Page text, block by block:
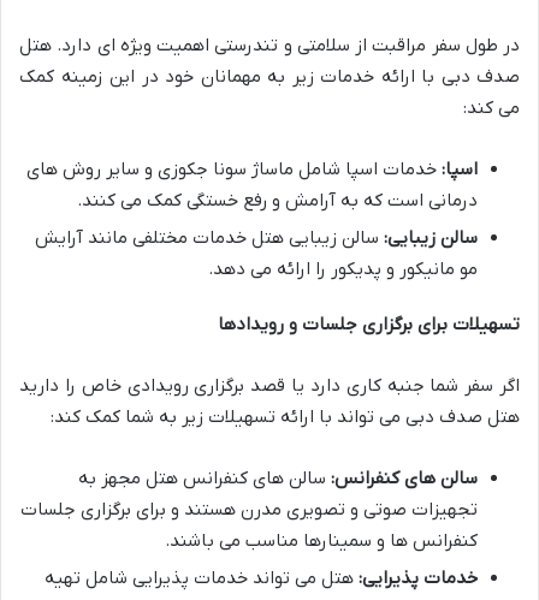
در طول سفر مراقبت از سلامتی و تندرستی اهمیت ویژه ای دارد. هتل
صدف دبی با ارائه خدمات زیر به مهمانان خود در این زمینه کمک
می کند:
اسپا: خدمات اسپا شامل ماساژ سونا جکوزی و سایر روش های
درمانی است که به آرامش و رفع خستگی کمک می کنند.
سالن زیبایی: سالن زیبایی هتل خدمات مختلفی مانند آرایش
مو مانیکور و پدیکور را ارائه می دهد.
تسهیلات برای برگزاری جلسات و رویدادها
اگر سفر شما جنبه کاری دارد یا قصد برگزاری رویدادی خاص را دارید
هتل صدف دبی می تواند با ارائه تسهیلات زیر به شما کمک کند:
سالن های کنفرانس: سالن های کنفرانس هتل مجهز به
تجهیزات صوتی و تصویری مدرن هستند و برای برگزاری جلسات
کنفرانس ها و سمینارها مناسب می باشند.
خدمات پذیرایی: هتل می تواند خدمات پذیرایی شامل تهیه